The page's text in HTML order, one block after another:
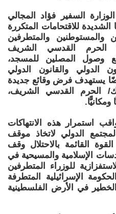
السفير فؤاد المجالي
للاقتحامات المتكررة
والمستوطنين والمتطرفين
الحرم القدسي الشريف
وصول المصلين للمسجد،
الدولي والقانون الدولي
يستهدف فرض وقائع جديدة
الحرم القدسي الشريف،
استمرار هذه الانتهاكات
الدولي لاتخاذ موقف
القائمة بالاحتلال وقف
الإسلامية والمسيحية في
للوزراء المتطرفين
الإسرائيلية المتطرفة
في الأرض الفلسطينية